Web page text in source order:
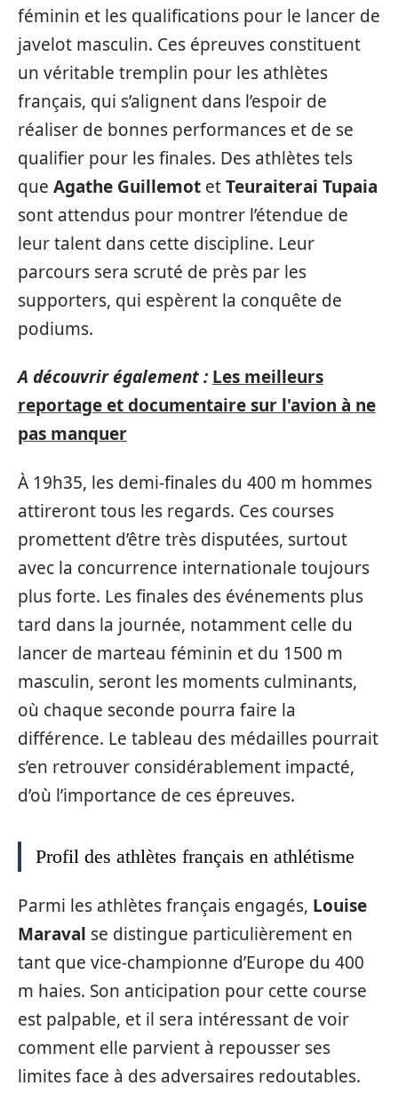
féminin et les qualifications pour le lancer de
javelot masculin. Ces épreuves constituent
un véritable tremplin pour les athlètes
français, qui s’alignent dans l’espoir de
réaliser de bonnes performances et de se
qualifier pour les finales. Des athlètes tels
que Agathe Guillemot etTeuraiterai Tupaia
sont attendus pour montrer l’étendue de
leur talent dans cette discipline. Leur
parcours sera scruté de près par les
supporters, qui espèrent la conquête de
podiums.
A découvrir également : Les meilleurs
reportage et documentaire sur l'avion à ne
pas manquer
À 19h35, les demi-finales du 400 m hommes
attireront tous les regards. Ces courses
promettent d’être très disputées, surtout
avec la concurrence internationale toujours
plus forte. Les finales des événements plus
tard dans la journée, notamment celle du
lancer de marteau féminin et du 1500 m
masculin, seront les moments culminants,
où chaque seconde pourra faire la
différence. Le tableau des médailles pourrait
s’en retrouver considérablement impacté,
d’où l’importance de ces épreuves.
Profil des athlètes français en athlétisme
Parmi les athlètes français engagés, Louise
Maraval se distingue particulièrement en
tant que vice-championne d’Europe du 400
m haies. Son anticipation pour cette course
est palpable, et il sera intéressant de voir
comment elle parvient à repousser ses
limites face à des adversaires redoutables.